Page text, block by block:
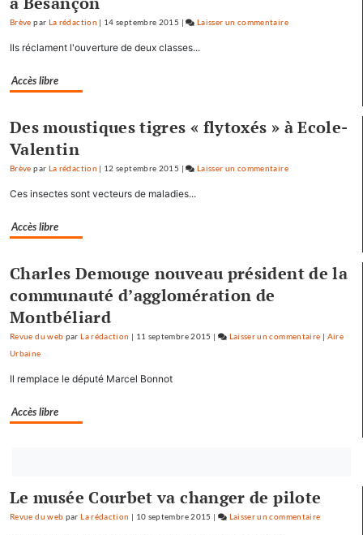
Brève par La rédaction 14 septembre 2015 | Laisser un commentaireon
Tauzin
Ils réclament l'ouverture de deux classes...
Accès libre
Des moustiques tigres « flytoxés » à Ecole-
Valentin
Brève par La rédaction 12 septembre 2015 | Laisser un commentaireon
Tauzin
Ces insectes sont vecteurs de maladies...
Accès libre
Charles Demouge nouveau président de la
communauté d’agglomération de
Montbéliard
Revue du web par La rédaction 11 septembre 2015 Laisser un commentaire onAire
Urbaine
Il remplace le député Marcel Bonnot
Accès libre
vous
maintenant
Le musée Courbet va changer de pilote
Revue du web par La rédaction 10 septembre 2015 Laisser un commentaire